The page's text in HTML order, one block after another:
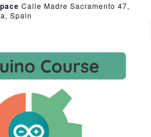
Calle Madre Sacramento 47,
Spain